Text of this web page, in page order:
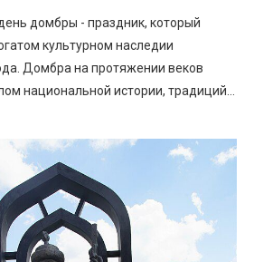
домбры - праздник, который
культурном наследии
Домбра на протяжении веков
национальной истории, традиций...